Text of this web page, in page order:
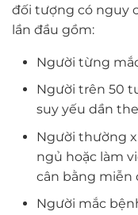
đối tượng có nguy
lần đầu gồm:
Người từng
Người trên 50
suy yếu dần
Người thường
ngủ hoặc làm
cân bằng miễn
Người mắc